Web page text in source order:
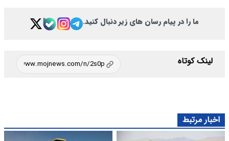
ما را در پیام رسان های زیر دنبال کنید.
لینک کوتاه
اخبار مرتبط